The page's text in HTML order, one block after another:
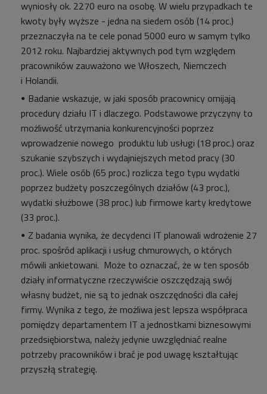
wyniosły ok. 2270 euro na osobę. W wielu przypadkach te
kwoty były wyższe - jedna na siedem osób (14 proc.)
przeznaczyła na te cele ponad 5000 euro w samym tylko
2012 roku. Najbardziej aktywnych pod tym względem
pracowników zauważono we Włoszech, Niemczech
i Holandii.
Badanie wskazuje, w jaki sposób pracownicy omijają
procedury działu IT i dlaczego. Podstawowe przyczyny to
możliwość utrzymania konkurencyjności poprzez
wprowadzenie nowego produktu lub usługi (18 proc.) oraz
szukanie szybszych i wydajniejszych metod pracy (30
proc.). Wiele osób (65 proc.) rozlicza tego typu wydatki
poprzez budżety poszczególnych działów (43 proc.),
wydatki służbowe (38 proc.) lub firmowe karty kredytowe
(33 proc.).
Z badania wynika, że decydenci IT planowali wdrożenie 27
proc. spośród aplikacji i usług chmurowych, o których
mówili ankietowani. Może to oznaczać, że w ten sposób
działy informatyczne rzeczywiście oszczędzają swój
własny budżet, nie są to jednak oszczędności dla całej
firmy. Wynika z tego, że możliwa jest lepsza współpraca
pomiędzy departamentem IT a jednostkami biznesowymi
przedsiębiorstwa, należy jedynie uwzględniać realne
potrzeby pracowników i brać je pod uwagę kształtując
przyszłą strategię.